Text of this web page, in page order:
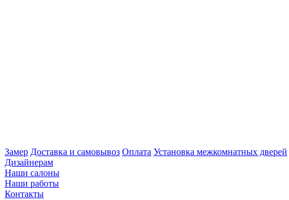
Замер Доставка и самовывоз Оплата Установка межкомнатных дверей
Дизайнерам
Наши салоны
Наши работы
Контакты